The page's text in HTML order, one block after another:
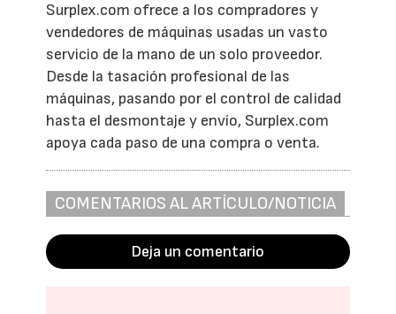
Surplex.com ofrece a los compradores y
vendedores de máquinas usadas un vasto
servicio de la mano de un solo proveedor.
Desde la tasación profesional de las
máquinas, pasando por el control de calidad
hasta el desmontaje y envío, Surplex.com
apoya cada paso de una compra o venta.
COMENTARIOS AL ARTÍCULO/NOTICIA
Deja un comentario